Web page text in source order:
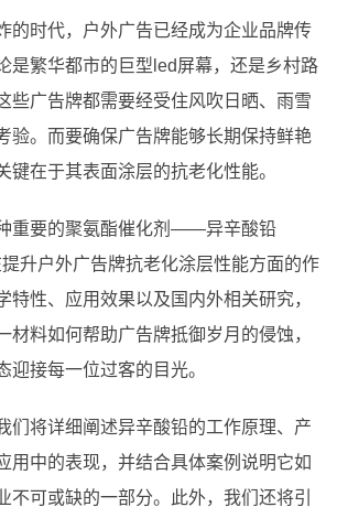
的时代，户外广告已经成为企业品牌传
是繁华都市的巨型led屏幕，还是乡村路
些广告牌都需要经受住风吹日晒、雨雪
验。而要确保广告牌能够长期保持鲜艳
键在于其表面涂层的抗老化性能。
重要的聚氨酯催化剂——异辛酸铅
提升户外广告牌抗老化涂层性能方面的作
特性、应用效果以及国内外相关研究，
材料如何帮助广告牌抵御岁月的侵蚀，
迎接每一位过客的目光。
们将详细阐述异辛酸铅的工作原理、产
用中的表现，并结合具体案例说明它如
不可或缺的一部分。此外，我们还将引